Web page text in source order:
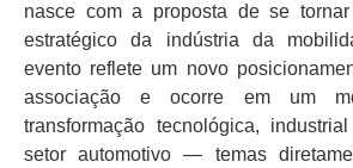
nasce com a proposta de se
estratégico da indústria da
evento reflete um novo
associação e ocorre em um
transformação tecnológica,
setor automotivo — temas